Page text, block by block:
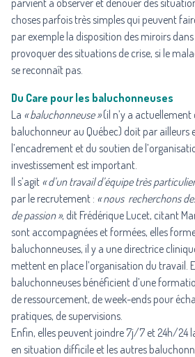
parvient à observer et dénouer des
choses parfois très simples qui peuvent
par exemple la disposition des miroirs
provoquer des situations de crise, si le
se reconnaît pas.
Du Care pour les baluchonneuses
La « baluchonneuse »(il n’y a actuellement
baluchonneur au Québec) doit par ailleurs
l’encadrement et du soutien de
investissement est important.
Il s’agit « d’un travail d’équipe très
par le recrutement : « nous recherchons
de passion », dit Frédérique Lucet, citant
sont accompagnées et formées, elles
baluchonneuses, il y a une directrice
mettent en place l’organisation du travail.
baluchonneuses bénéficient d’une
de ressourcement, de week-ends pour
pratiques, de supervisions.
Enfin, elles peuvent joindre 7j/7 et 24h/24
en situation difficile et les autres